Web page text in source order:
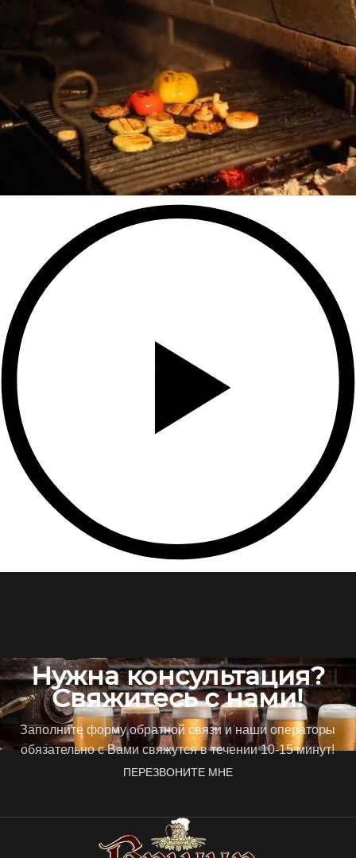
Нужна консультация?
Свяжитесь с нами!
Заполните форму обратной связи и наши операторы
обязательно с Вами свяжутся в течении 10-15 минут!
ПЕРЕЗВОНИТЕ МНЕ